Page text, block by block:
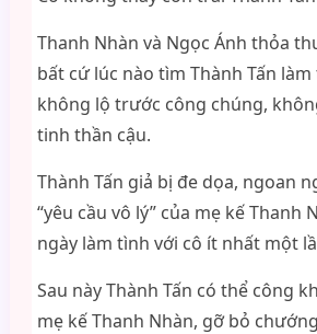
Thanh Nhàn và Ngọc Ánh thỏa
bất cứ lúc nào tìm Thành Tấn
không lộ trước công chúng,
tinh thần cậu.
Thành Tấn giả bị đe dọa, ngoan
“yêu cầu vô lý” của mẹ kế Thanh
ngày làm tình với cô ít nhất một
Sau này Thành Tấn có thể công
mẹ kế Thanh Nhàn, gỡ bỏ